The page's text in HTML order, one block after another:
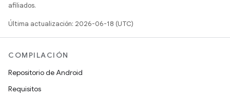
afiliados.
Última actualización: 2026-06-18 (UTC)
COMPILACIÓN
Repositorio de Android
Requisitos